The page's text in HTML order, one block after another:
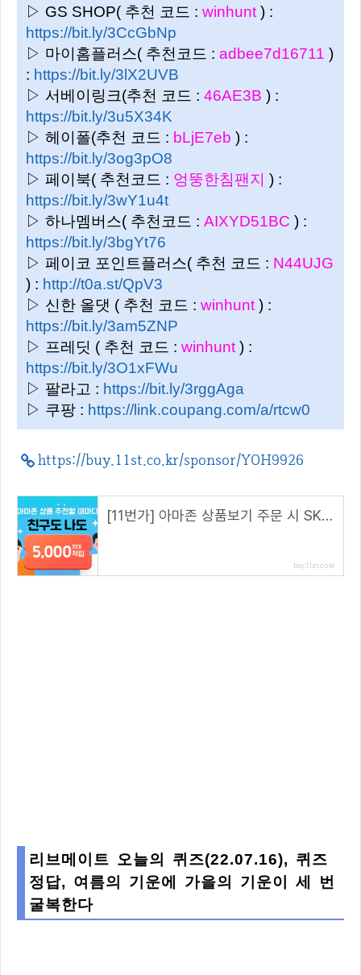
▷ GS SHOP( 추천 코드 : winhunt ) :
https://bit.ly/3CcGbNp
▷ 마이홈플러스( 추천코드 : adbee7d16711 )
: https://bit.ly/3lX2UVB
▷ 서베이링크(추천 코드 : 46AE3B ) :
https://bit.ly/3u5X34K
▷ 헤이폴(추천 코드 : bLjE7eb ) :
https://bit.ly/3og3pO8
▷ 페이북( 추천코드 : 엉뚱한침팬지 ) :
https://bit.ly/3wY1u4t
▷ 하나멤버스( 추천코드 : AIXYD51BC ) :
https://bit.ly/3bgYt76
▷ 페이코 포인트플러스( 추천 코드 : N44UJG
) : http://t0a.st/QpV3
▷ 신한 올댓 ( 추천 코드 : winhunt ) :
https://bit.ly/3am5ZNP
▷ 프레딧 ( 추천 코드 : winhunt ) :
https://bit.ly/3O1xFWu
▷ 팔라고 : https://bit.ly/3rggAga
▷ 쿠팡 : https://link.coupang.com/a/rtcw0
https://buy.11st.co.kr/sponsor/YOH9926
[11번가] 아마존 상품보기 주문 시 SK pay point 2% 추가 적립을 해드립니다. (해당 링크 접속 시)
buy.11st.co.kr
리브메이트 오늘의 퀴즈(22.07.16), 퀴즈
정답, 여름의 기운에 가을의 기운이 세 번
굴복한다